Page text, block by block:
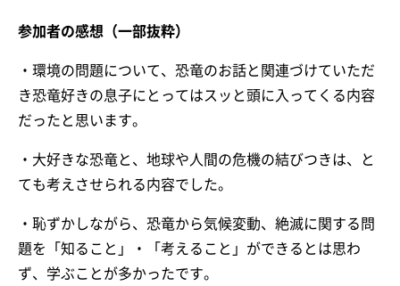
参加者の感想（一部抜粋）
・環境の問題について、恐竜のお話と関連づけていただ
き恐竜好きの息子にとってはスッと頭に入ってくる内容
だったと思います。
・大好きな恐竜と、地球や人間の危機の結びつきは、と
ても考えさせられる内容でした。
・恥ずかしながら、恐竜から気候変動、絶滅に関する問
題を「知ること」・「考えること」ができるとは思わ
ず、学ぶことが多かったです。